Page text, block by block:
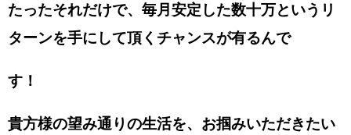
たったそれだけで、毎月安定した数十万というリ
ターンを手にして頂くチャンスが有るんで
す！
貴方様の望み通りの生活を、お掴みいただきたい